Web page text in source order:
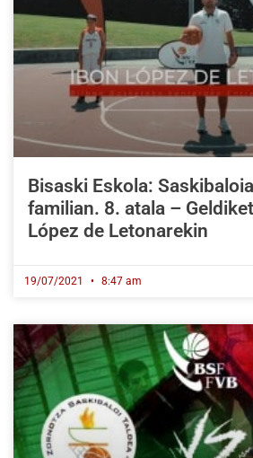
Bisaski Eskola:
familian. 8. atala –
López de Letonarekin
19/07/2021 8:47 am